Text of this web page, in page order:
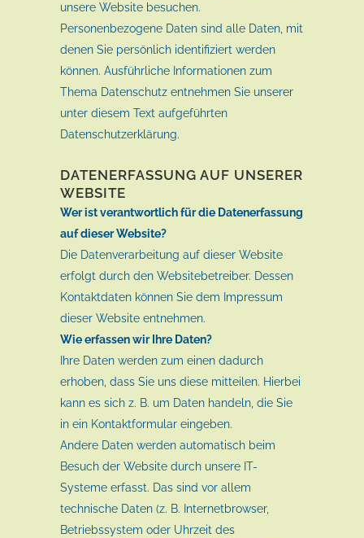
unsere Website besuchen.
Personenbezogene Daten sind alle Daten, mit
denen Sie persönlich identifiziert werden
können. Ausführliche Informationen zum
Thema Datenschutz entnehmen Sie unserer
unter diesem Text aufgeführten
Datenschutzerklärung.
DATENERFASSUNG AUF UNSERER
WEBSITE
Wer ist verantwortlich für die Datenerfassung
auf dieser Website?
Die Datenverarbeitung auf dieser Website
erfolgt durch den Websitebetreiber. Dessen
Kontaktdaten können Sie dem Impressum
dieser Website entnehmen.
Wie erfassen wir Ihre Daten?
Ihre Daten werden zum einen dadurch
erhoben, dass Sie uns diese mitteilen. Hierbei
kann es sich z. B. um Daten handeln, die Sie
in ein Kontaktformular eingeben.
Andere Daten werden automatisch beim
Besuch der Website durch unsere IT-
Systeme erfasst. Das sind vor allem
technische Daten (z. B. Internetbrowser,
Betriebssystem oder Uhrzeit des